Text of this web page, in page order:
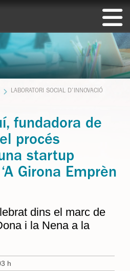
LABORATORI SOCIAL D’INNOVACIÓ
fundadora de
procés
startup
Girona Emprèn
dins el marc de
i la Nena a la
h